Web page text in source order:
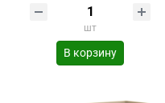
шт
В корзину